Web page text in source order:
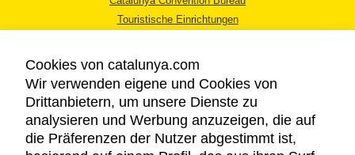
Touristische Einrichtungen
RECHTLICHER HINWEIS
Cookies von catalunya.com
Wir verwenden eigene und Cookies von
Drittanbietern, um unsere Dienste zu
analysieren und Werbung anzuzeigen, die auf
die Präferenzen der Nutzer abgestimmt ist,